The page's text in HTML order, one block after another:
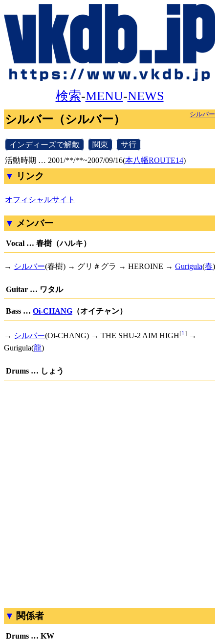
検索-MENU-NEWS
シルバー
シルバー（シルバー）
インディーズで解散 関東 サ行
活動時期 … 2001/**/**~2007/09/16(本八幡ROUTE14)
リンク
オフィシャルサイト
メンバー
Vocal … 春樹（ハルキ）
→ シルバー(春樹) → グリ＃グラ → HEROINE → Gurigula(春)
Guitar … ワタル
Bass … Oi-CHANG （オイチャン）
→ シルバー(Oi-CHANG) → THE SHU-2 AIM HIGH[1] →
Gurigula(龍)
Drums … しょう
関係者
Drums … KW